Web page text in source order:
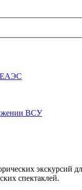
ЕАЭС
ВСУ
спектаклей.